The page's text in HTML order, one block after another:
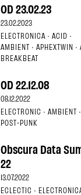
OD 23.02.23
23.02.2023
ELECTRONICA · ACID ·
AMBIENT · APHEXTWIN ·
BREAKBEAT
OD 22.12.08
08.12.2022
ELECTRONIC · AMBIENT
POST-PUNK
Obscura Data
22
13.07.2022
ECLECTIC ·